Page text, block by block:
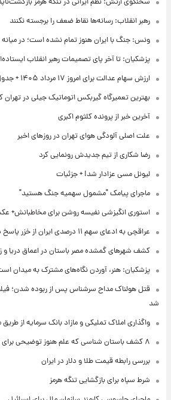
رهبر انقلاب: رسانه‌ها نقاط ضعف را برجسته نکنند
ونس: جنگ با ایران هنوز تمام نشده است؛ در
پزشکیان: تا آخر پای تصمیمات رهبر انقلاب
ارزش سهام عدالت برای امروز ۱۷ مرداد ۱۴۰۵ + جدول
بهترین تعمیرگاه گیربکس اتوماتیک جیلی در
آخرین خبر از پرونده کلثوم اکبری
علت اصلی آلودگی هوای تهران در روزهای اخیر
رضا شکاری از تیم جدیدش رونمایی کرد
لیونل مسی عزادار شد! + جزئیات
ماجرای پیامک "مشمول سهمیه جنگ هستید"
استوری انگیزشی نفیسه روشن برای مخاطبانش+
عراقچی به ادعای سهم ۱۱ درصدی ایران از خزر پاسخ داد
کشف شهرهای گمشده مصر باستان در اعماق دریا و
پزشکیان: هنر، آوردن نگاه‌های مشترک به میدان
قتل هولناک مداح سرشناس پس از ربوده شدن؛
شد
واگذاری املاک تملیکی و مازاد بانک سرمایه از
۸ کشف باستان شناسی که علم هنوز توضیحی برای آنها ندارد+ تصاویر
بررسی رابطه قیمت طلا و دلار در ایران
شرط سپاه برای بازگشایی تنگه هرمز